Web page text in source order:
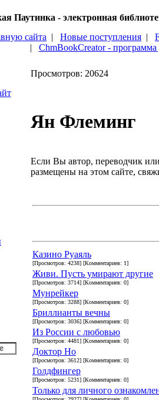
Паутинка - электронная
сайта | Новые поступления |
| ChmBookCreator -
Просмотров: 20624
Ян Флеминг
Если Вы автор, переводчик
размещены на этом сайте,
Казино Руаяль
[Просмотров: 4238] [Комментариев: 1]
Живи. Пусть умирают другие
[Просмотров: 3714] [Комментариев: 0]
Мунрейкер
[Просмотров: 3288] [Комментариев: 0]
Бриллианты вечны
[Просмотров: 3036] [Комментариев: 0]
Из России с любовью
[Просмотров: 4481] [Комментариев: 0]
Доктор Но
[Просмотров: 3612] [Комментариев: 0]
Голдфингер
[Просмотров: 5231] [Комментариев: 0]
Только для личного